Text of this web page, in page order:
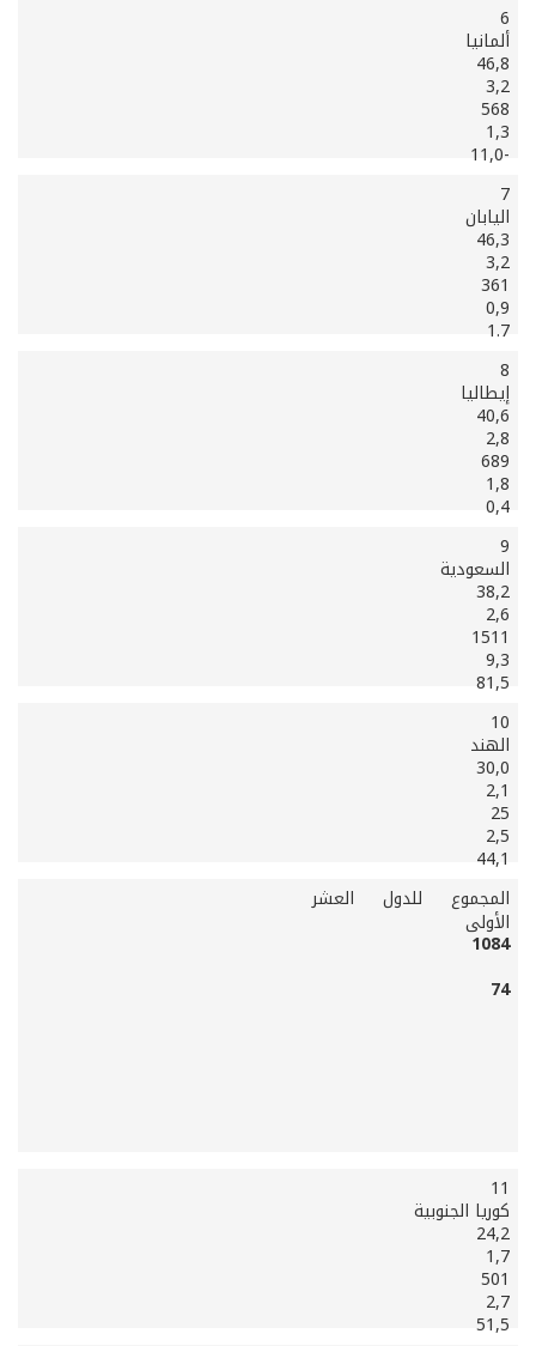
6
ألمانيا
46,8
3,2
568
1,3
-11,0
7
اليابان
46,3
3,2
361
0,9
1.7
8
إيطاليا
40,6
2,8
689
1,8
0,4
9
السعودية
38,2
2,6
1511
9,3
81,5
10
الهند
30,0
2,1
25
2,5
44,1
المجموع للدول العشر
الأولى
1084
74
11
كوريا الجنوبية
24,2
1,7
501
2,7
51,5